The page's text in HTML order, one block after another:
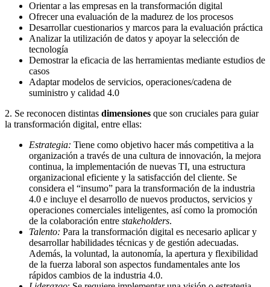
Orientar a las empresas en la transformación digital
Ofrecer una evaluación de la madurez de los procesos
Desarrollar cuestionarios y marcos para la evaluación práctica
Analizar la utilización de datos y apoyar la selección de
tecnología
Demostrar la eficacia de las herramientas mediante estudios de
casos
Adaptar modelos de servicios, operaciones/cadena de
suministro y calidad 4.0
2. Se reconocen distintas dimensiones que son cruciales para guiar
la transformación digital, entre ellas:
Estrategia: Tiene como objetivo hacer más competitiva a la
organización a través de una cultura de innovación, la mejora
continua, la implementación de nuevas TI, una estructura
organizacional eficiente y la satisfacción del cliente. Se
considera el “insumo” para la transformación de la industria
4.0 e incluye el desarrollo de nuevos productos, servicios y
operaciones comerciales inteligentes, así como la promoción
de la colaboración entre stakeholders.
Talento: Para la transformación digital es necesario aplicar y
desarrollar habilidades técnicas y de gestión adecuadas.
Además, la voluntad, la autonomía, la apertura y flexibilidad
de la fuerza laboral son aspectos fundamentales ante los
rápidos cambios de la industria 4.0.